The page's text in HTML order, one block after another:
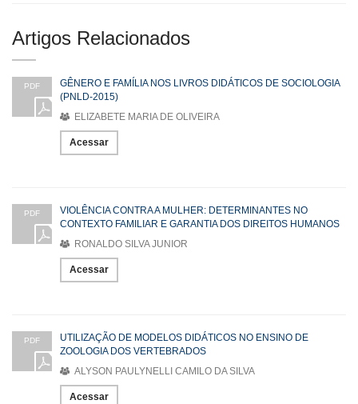
Artigos Relacionados
PDF
GÊNERO E FAMÍLIA NOS LIVROS DIDÁTICOS DE SOCIOLOGIA
(PNLD-2015)
ELIZABETE MARIA DE OLIVEIRA
Acessar
PDF
VIOLÊNCIA CONTRA A MULHER: DETERMINANTES NO
CONTEXTO FAMILIAR E GARANTIA DOS DIREITOS HUMANOS
RONALDO SILVA JUNIOR
Acessar
PDF
UTILIZAÇÃO DE MODELOS DIDÁTICOS NO ENSINO DE
ZOOLOGIA DOS VERTEBRADOS
ALYSON PAULYNELLI CAMILO DA SILVA
Acessar